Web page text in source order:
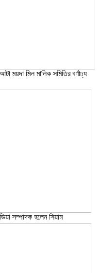
ময়দা মিল মালিক সমিতির বর্ণাঢ্য
সম্পাদক হলেন সিয়াম